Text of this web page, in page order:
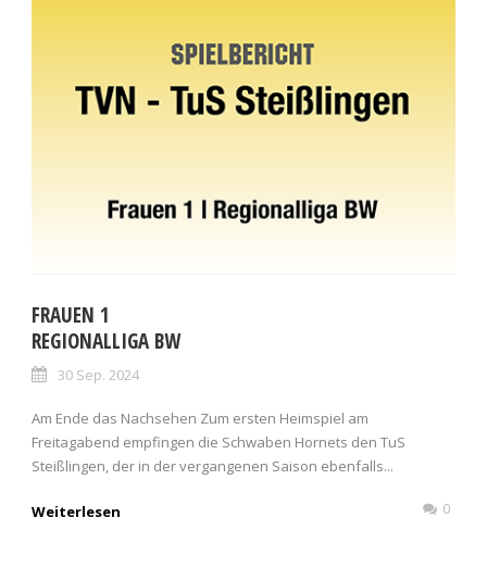
FRAUEN 1
REGIONALLIGA BW
30 Sep. 2024
Am Ende das Nachsehen Zum ersten Heimspiel am
Freitagabend empfingen die Schwaben Hornets den TuS
Steißlingen, der in der vergangenen Saison ebenfalls...
Weiterlesen 0